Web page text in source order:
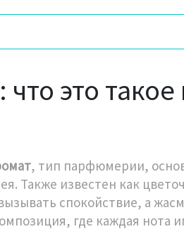
это такое
, тип парфюмерии,
. Также известен как
спокойствие, а
где каждая нота